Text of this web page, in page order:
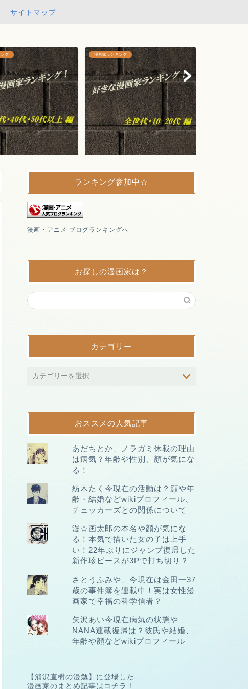
サイトマップ
漫画家ランキング 女性漫画家
ランキング参加中☆
漫画・アニメ ブログランキングへ
お探しの漫画家は？
カテゴリー
おススメの人気記事
あだちとか、ノラガミ休載の理由
は病気？年齢や性別、顏が気にな
る！
紡木たく今現在の活動は？顔や年
齢・結婚などwikiプロフィール、
チェッカーズとの関係について
漫☆画太郎の本名や顔が気にな
る！本気で描いた女の子は上手
い！22年ぶりにジャンプ復帰した
新作珍ピースが3Pで打ち切り？
さとうふみや、今現在は金田一37
歳の事件簿を連載中！実は女性漫
画家で幸福の科学信者？
矢沢あい今現在病気の状態や
NANA連載復帰は？彼氏や結婚、
年齢や顔などwikiプロフィール
【浦沢直樹の漫勉】に登場した
漫画家のまとめ記事は コチラ ！